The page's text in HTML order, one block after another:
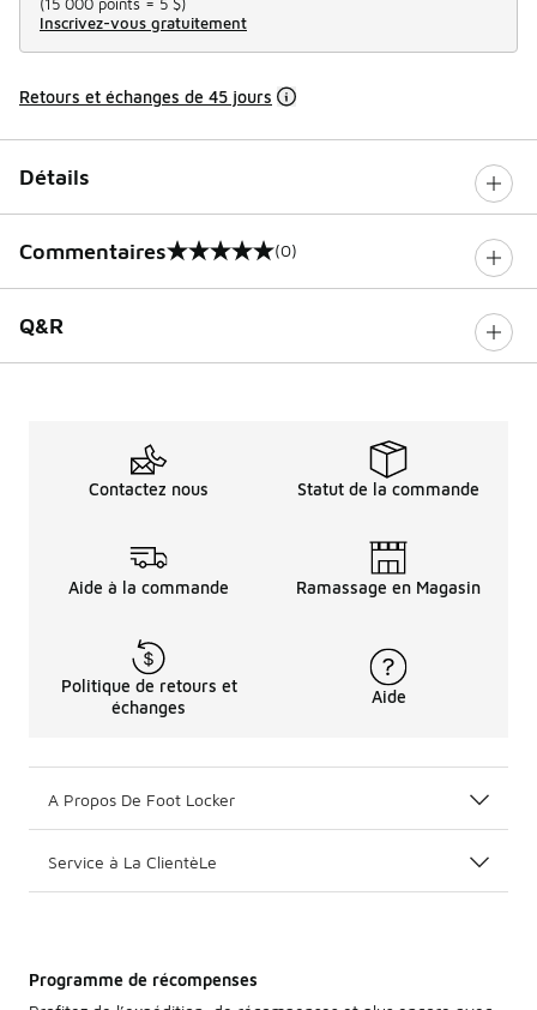
Inscrivez-vous gratuitement
Retours et échanges de 45 jours
Détails
Commentaires
0 sur 5 notes (0)
Q&R
Contactez nous Statut de la commande
Aide à la commande Ramassage en Magasin
Politique de retours et
échanges
Aide
A Propos De Foot Locker
Service à La ClientèLe
Programme de récompenses